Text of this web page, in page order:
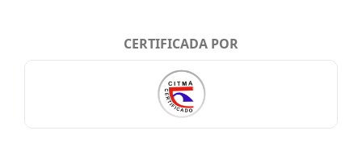
CERTIFICADA POR